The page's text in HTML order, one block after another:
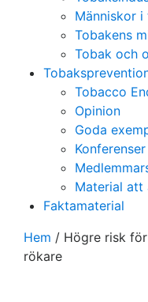
Människor
Tobakens
Tobak och
Tobacco
Opinion
Goda
Material att
Faktamaterial
Hem / Högre risk
rökare